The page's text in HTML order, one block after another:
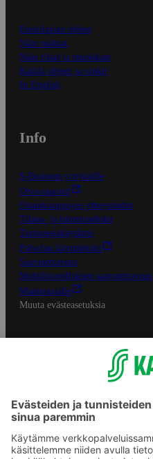
Ensitilaajan ohjeet
Näin maksat
Näin tilaat ja muokkaat
Kaikki ohjeet ja vinkit
In English
Info
S-Business yrityksille
Oiva-raportit
Osuuskauppojen yhteystiedot
Tilaus- ja toimitusehdot
Tietosuojakäytäntö
Palvelun käyttöehdot
Saavutettavuus
Mobiilisovelluksen saavutettavuus
Mainostajalle
Muuta evästeasetuksia
S-ryhmän palvelut
S-ryhmä
Asiakasomistajuus
S-ostoslista -sovellus